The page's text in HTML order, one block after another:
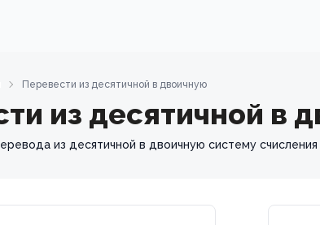
Перевести из десятичной в двоичную
из десятичной в
из десятичной в двоичную систему счисления